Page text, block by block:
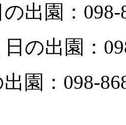
出園： 098-
の出園：
園： 098-